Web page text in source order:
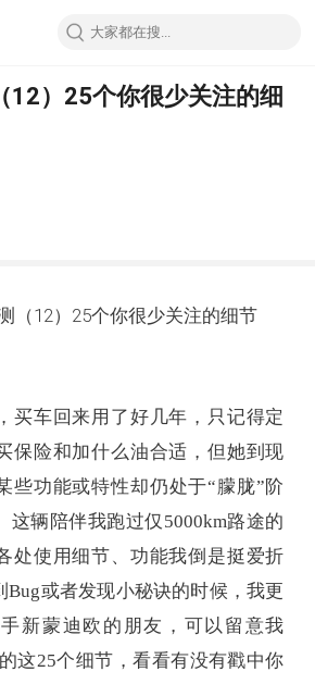
12）25个你很少关注的细
买车回来用了好几年，只记得定
保险和加什么油合适，但她到现
些功能或特性却仍处于“朦胧”阶
这辆陪伴我跑过仅5000km路途的
处使用细节、功能我倒是挺爱折
Bug或者发现小秘诀的时候，我更
新蒙迪欧的朋友，可以留意我
这25个细节，看看有没有戳中你